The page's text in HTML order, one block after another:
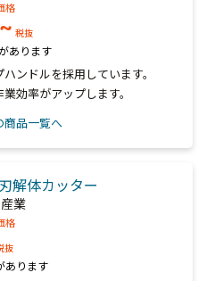
格
税抜
あります
ンドルを採用しています。
効率がアップします。
商品一覧へ
解体カッター
産業
格
抜
あります